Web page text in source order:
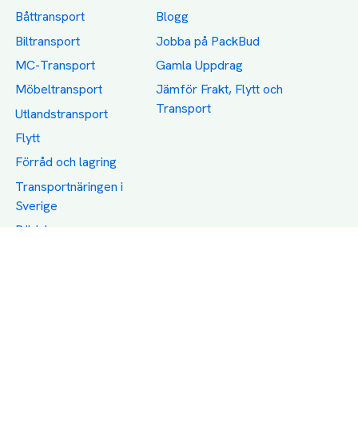
Båttransport
Biltransport
MC-Transport
Möbeltransport
Utlandstransport
Flytt
Förråd och lagring
Transportnäringen i
Sverige
Dödsbo
Blogg
Jobba på PackBud
Gamla Uppdrag
Jämför Frakt, Flytt och
Transport